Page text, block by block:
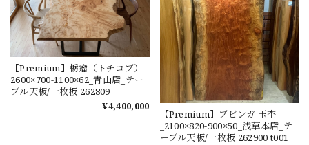
【Premium】栃瘤（トチコブ）
2600×700-1100×62_青山店_テー
ブル天板/一枚板 262809
¥4,400,000
【Premium】ブビンガ 玉杢
_2100×820-900×50_浅草本店_テ
ーブル天板/一枚板 262900 t001